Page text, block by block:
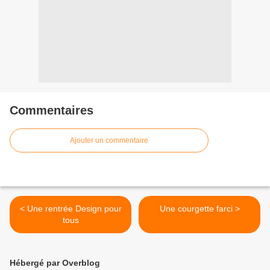
Commentaires
Ajouter un commentaire
< Une rentrée Design pour
tous
Une courgette farci >
Hébergé par Overblog